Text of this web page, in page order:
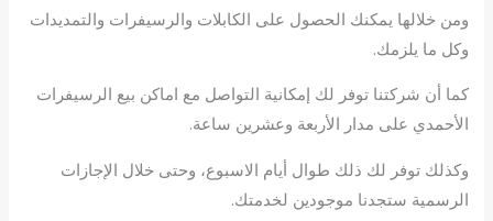
ومن خلالها يمكنك الحصول على الكابلات والرسيفرات والتمديدات
وكل ما يلزمك.
كما أن شركتنا توفر لك إمكانية التواصل مع اماكن بيع الرسيفرات
الأحمدي على مدار الأربعة وعشرين ساعة.
وكذلك توفر لك ذلك طوال أيام الاسبوع، وحتى خلال الإجازات
الرسمية ستجدنا موجودين لخدمتك.